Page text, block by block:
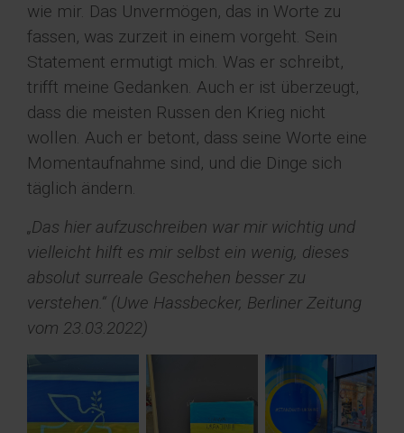
wie mir. Das Unvermögen, das in Worte zu
fassen, was zurzeit in einem vorgeht. Sein
Statement ermutigt mich. Was er schreibt,
trifft meine Gedanken. Auch er ist überzeugt,
dass die meisten Russen den Krieg nicht
wollen. Auch er betont, dass seine Worte eine
Momentaufnahme sind, und die Dinge sich
täglich ändern.
„Das hier aufzuschreiben war mir wichtig und
vielleicht hilft es mir selbst ein wenig, dieses
absolut surreale Geschehen besser zu
verstehen.“ (Uwe Hassbecker, Berliner Zeitung
vom 23.03.2022)